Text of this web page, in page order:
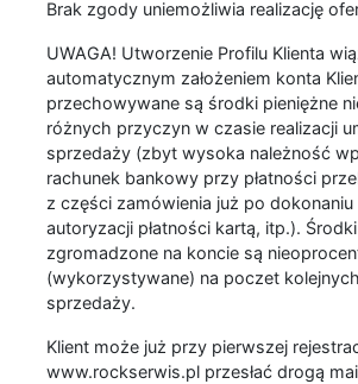
Brak zgody uniemożliwia realizację
UWAGA! Utworzenie Profilu Klienta
automatycznym założeniem konta
przechowywane są środki pieniężne
różnych przyczyn w czasie realizacji
sprzedaży (zbyt wysoka należność
rachunek bankowy przy płatności
z części zamówienia już po dokonaniu
autoryzacji płatności kartą, itp.).
zgromadzone na koncie są
(wykorzystywane) na poczet
sprzedaży.
Klient może już przy pierwszej
www.rockserwis.pl przesłać drogą